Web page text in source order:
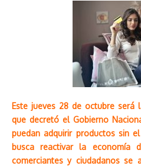
Este jueves 28 de octubre
que decretó el Gobierno
puedan adquirir productos sin
busca reactivar la
comerciantes y ciudadanos se